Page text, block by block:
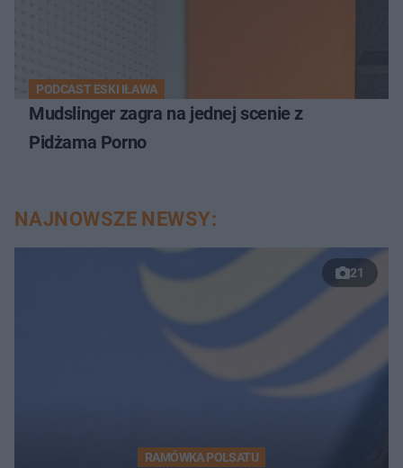
PODCAST ESKI IŁAWA
Mudslinger zagra na jednej scenie z
Pidżama Porno
NAJNOWSZE NEWSY:
21
RAMÓWKA POLSATU